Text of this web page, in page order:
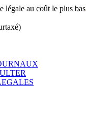
légale au coût le plus bas